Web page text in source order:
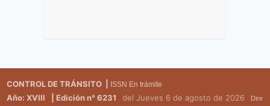
CONTROL DE TRÁNSITO | ISSN En trámite
Año: XVIII | Edición n° 6231 del Jueves 6 de agosto de 2026 Dire